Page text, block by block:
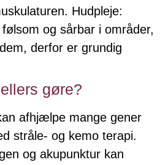
Hudpleje:
og sårbar i områder,
derfor er grundig
gøre?
afhjælpe mange gener
stråle- og kemo terapi.
og akupunktur kan